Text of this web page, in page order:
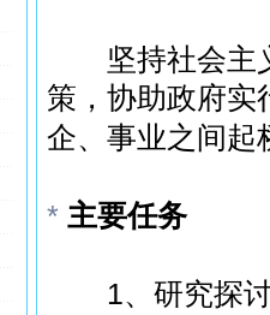
坚持社会主义
策，协助政府实
企、事业之间起
* 主要任务
1、研究探